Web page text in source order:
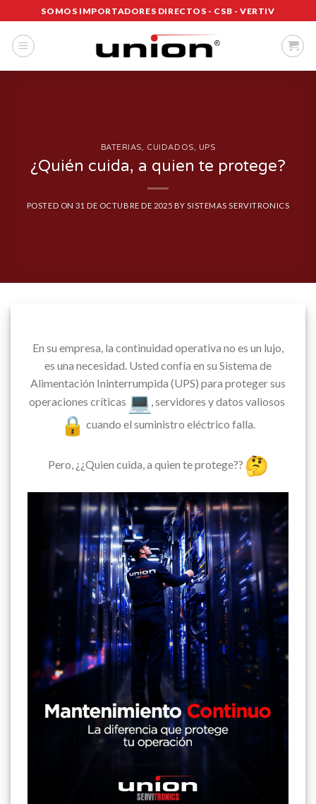
al
contenido
SOMOS IMPORTADORES DIRECTOS - CSB - VERTIV
BATERIAS, CUIDADOS, UPS
¿Quién cuida, a quien te protege?
POSTED ON31 DE OCTUBRE DE 2025 BYSISTEMAS SERVITRONICS
En su empresa, la continuidad operativa no es un lujo,
es una necesidad. Usted confía en su Sistema de
Alimentación Ininterrumpida (UPS) para proteger sus
operaciones críticas
, servidores y datos valiosos
cuando el suministro eléctrico falla.
Pero, ¿¿Quien cuida, a quien te protege??